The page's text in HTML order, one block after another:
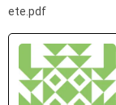
ete.pdf